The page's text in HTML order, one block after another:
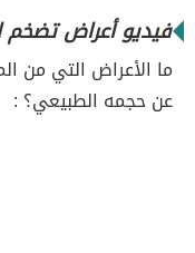
فيديو أعراض تضخم
ما الأعراض التي من
عن حجمه الطبيعي؟ :